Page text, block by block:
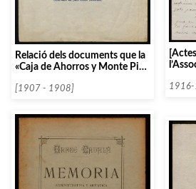
Relació dels documents que la
«Caja de Ahorros y Monte Pio
virtud del debitori per l’Orfeó
[1907 - 1908]